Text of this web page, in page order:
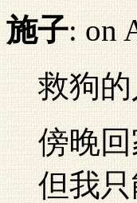
施子: on
救狗
傍晚
但我